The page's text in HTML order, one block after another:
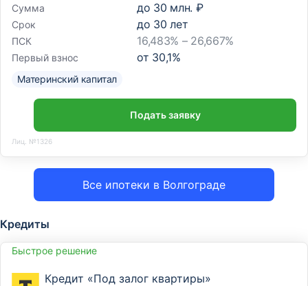
Все ипотеки в Волгограде
Сумма
до 30 млн. ₽
Срок до 30 лет
ПСК 16,483% – 26,667%
Первый взнос от 30,1%
Материнский капитал
Подать заявку
Лиц. №1326
Кредиты
Быстрое решение
Кредит «Под залог квартиры»